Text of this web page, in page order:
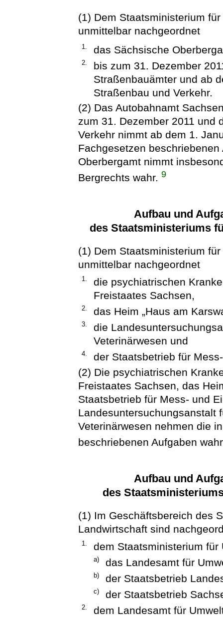
(1) Dem Staatsministerium
unmittelbar nachgeordnet
1. das Sächsische
2.
bis zum 31. Dezember
Straßenbauämter und ab
Straßenbau und Verkehr.
(2) Das Autobahnamt
zum 31. Dezember 2011 und
Verkehr nimmt ab dem 1.
Fachgesetzen
Oberbergamt nimmt
Bergrechts wahr. 9
Aufbau und
des Staatsministeriums
(1) Dem Staatsministerium
unmittelbar nachgeordnet
1.
die psychiatrischen
Freistaates Sachsen,
2. das Heim „Haus am
3.
die
Veterinärwesen und
4.
der Staatsbetrieb für
(2) Die psychiatrischen
Freistaates Sachsen, das
Staatsbetrieb für Mess- und
Landesuntersuchungsanstalt
Veterinärwesen nehmen die
beschriebenen Aufgaben
Aufbau und
des
(1) Im Geschäftsbereich des
Landwirtschaft sind
1. dem Staatsministerium
a) das Landesamt für
b) der Staatsbetrieb
c) der Staatsbetrieb
2.
dem Landesamt für